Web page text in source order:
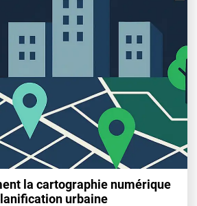
la cartographie numérique
urbaine